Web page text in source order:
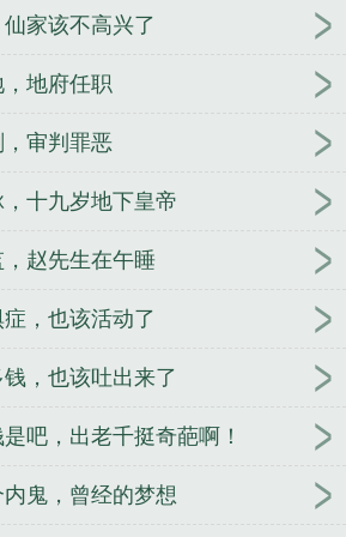
家该不高兴了
地府任职
审判罪恶
十九岁地下皇帝
赵先生在午睡
，也该活动了
，也该吐出来了
吧，出老千挺奇葩啊！
鬼，曾经的梦想